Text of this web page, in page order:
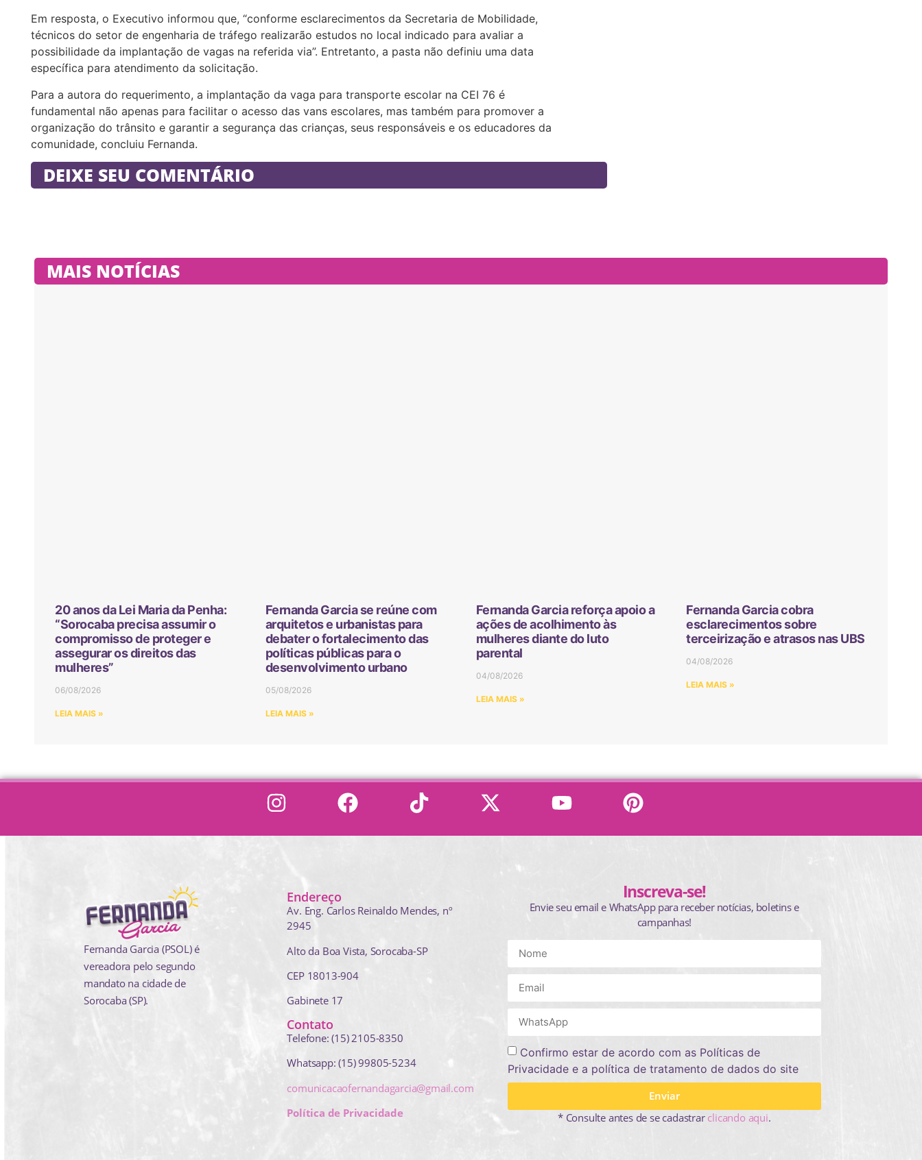
Em resposta, o Executivo informou que, “conforme esclarecimentos da Secretaria de Mobilidade,
técnicos do setor de engenharia de tráfego realizarão estudos no local indicado para avaliar a
possibilidade da implantação de vagas na referida via”. Entretanto, a pasta não definiu uma data
específica para atendimento da solicitação.
Para a autora do requerimento, a implantação da vaga para transporte escolar na CEI 76 é
fundamental não apenas para facilitar o acesso das vans escolares, mas também para promover a
organização do trânsito e garantir a segurança das crianças, seus responsáveis e os educadores da
comunidade, concluiu Fernanda.
DEIXE SEU COMENTÁRIO
MAIS NOTÍCIAS
20 anos da Lei Maria da Penha:
“Sorocaba precisa assumir o
compromisso de proteger e
assegurar os direitos das
mulheres”
06/08/2026
LEIA MAIS »
Fernanda Garcia se reúne com
arquitetos e urbanistas para
debater o fortalecimento das
políticas públicas para o
desenvolvimento urbano
05/08/2026
LEIA MAIS »
Fernanda Garcia reforça apoio a
ações de acolhimento às
mulheres diante do luto
parental
04/08/2026
LEIA MAIS »
Fernanda Garcia cobra
esclarecimentos sobre
terceirização e atrasos nas UBS
04/08/2026
LEIA MAIS »
Fernanda Garcia (PSOL) é
vereadora pelo segundo
mandato na cidade de
Sorocaba (SP).
Endereço
Av. Eng. Carlos Reinaldo Mendes, nº
2945
Alto da Boa Vista, Sorocaba-SP
CEP 18013-904
Gabinete 17
Contato
Telefone: (15) 2105-8350
Whatsapp: (15) 99805-5234
comunicacaofernandagarcia@gmail.com
Política de Privacidade
Inscreva-se!
Envie seu email e WhatsApp para receber notícias, boletins e
campanhas!
Confirmo estar de acordo com as Políticas de
Privacidade e a política de tratamento de dados do site
Enviar
* Consulte antes de se cadastrar clicando aqui.